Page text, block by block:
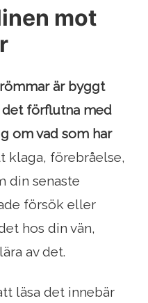
mot
är byggt
förflutna med
om vad som har
klaga, förebråelse,
din senaste
försök eller
hos din vän,
av det.
läsa det innebär